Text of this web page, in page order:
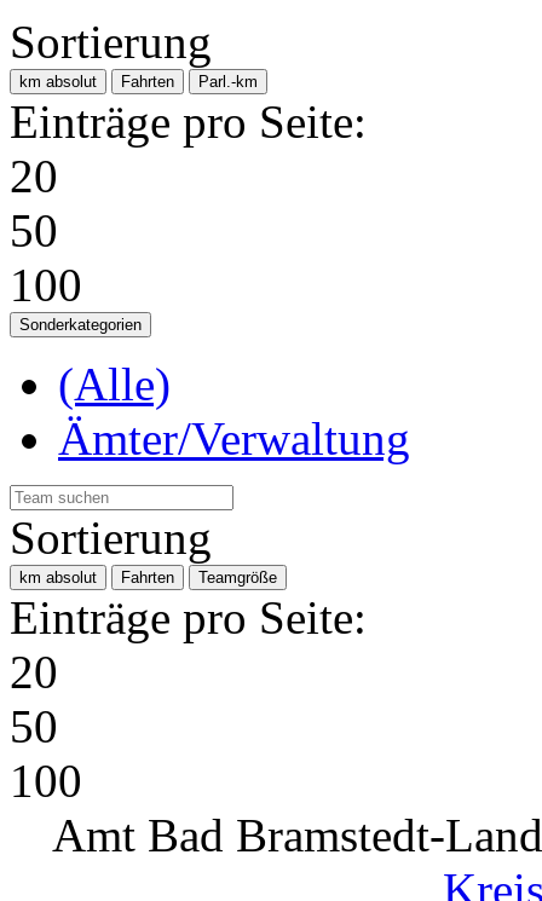
Sortierung
km absolut Fahrten Parl.-km
Einträge pro Seite:
20
50
100
Sonderkategorien
(Alle)
Ämter/Verwaltung
Sortierung
km absolut Fahrten Teamgröße
Einträge pro Seite:
20
50
100
Amt Bad Bramstedt-